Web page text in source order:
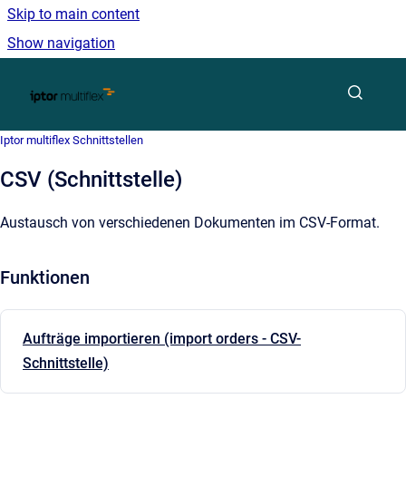
Skip to main content
Show navigation
Iptor multiflex Schnittstellen
CSV (Schnittstelle)
Austausch von verschiedenen Dokumenten im CSV-Format.
Funktionen
Aufträge importieren (import orders - CSV-
Schnittstelle)